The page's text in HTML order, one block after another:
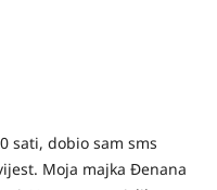
sati, dobio sam sms
Moja majka Đenana